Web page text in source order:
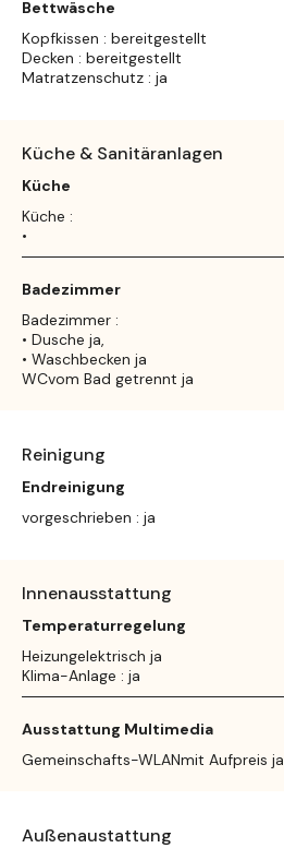
Bettwäsche
Kopfkissen : bereitgestellt
Decken : bereitgestellt
Matratzenschutz : ja
Küche & Sanitäranlagen
Küche
Küche :
•
Badezimmer
Badezimmer :
• Dusche ja,
• Waschbecken ja
WCvom Bad getrennt ja
Reinigung
Endreinigung
vorgeschrieben : ja
Innenausstattung
Temperaturregelung
Heizungelektrisch ja
Klima-Anlage : ja
Ausstattung Multimedia
Gemeinschafts-WLANmit Aufpreis ja
Außenaustattung